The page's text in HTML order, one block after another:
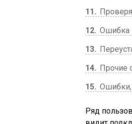
11
12 Ошибка
13
14
Прочие
15 Ошибки,
Ряд